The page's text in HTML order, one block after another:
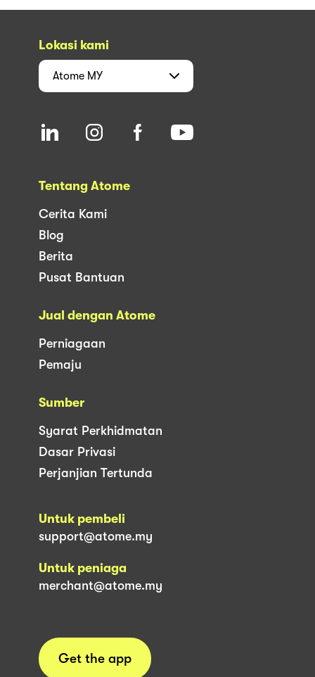
Lokasi kami
Atome MY
Tentang Atome
Cerita Kami
Blog
Berita
Pusat Bantuan
Jual dengan Atome
Perniagaan
Pemaju
Sumber
Syarat Perkhidmatan
Dasar Privasi
Perjanjian Tertunda
Untuk pembeli
support@atome.my
Untuk peniaga
merchant@atome.my
Get the app